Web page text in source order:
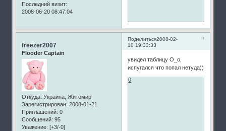
Последний визит:
2008-06-20 08:47:04
Поделиться 9
2008-02-
10 19:33:33
freezer2007
Flooder Captain
Откуда: Украина, Житомир
Зарегистрирован: 2008-01-21
Приглашений: 0
Сообщений: 95
Уважение: [+3/-0]
увидел таблицу О_о,
испугался что попал нетуда))
0